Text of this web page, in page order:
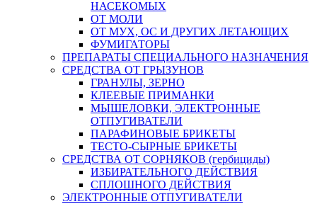
НАСЕКОМЫХ
ОТ МОЛИ
ОТ МУХ, ОС И ДРУГИХ ЛЕТАЮЩИХ
ФУМИГАТОРЫ
ПРЕПАРАТЫ СПЕЦИАЛЬНОГО НАЗНАЧЕНИЯ
СРЕДСТВА ОТ ГРЫЗУНОВ
ГРАНУЛЫ, ЗЕРНО
КЛЕЕВЫЕ ПРИМАНКИ
МЫШЕЛОВКИ, ЭЛЕКТРОННЫЕ
ОТПУГИВАТЕЛИ
ПАРАФИНОВЫЕ БРИКЕТЫ
ТЕСТО-СЫРНЫЕ БРИКЕТЫ
СРЕДСТВА ОТ СОРНЯКОВ (гербициды)
ИЗБИРАТЕЛЬНОГО ДЕЙСТВИЯ
СПЛОШНОГО ДЕЙСТВИЯ
ЭЛЕКТРОННЫЕ ОТПУГИВАТЕЛИ